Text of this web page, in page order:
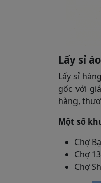
Lấy sỉ
Lấy sỉ
gốc với
hàng,
Một số
Chợ
Chợ
Chợ